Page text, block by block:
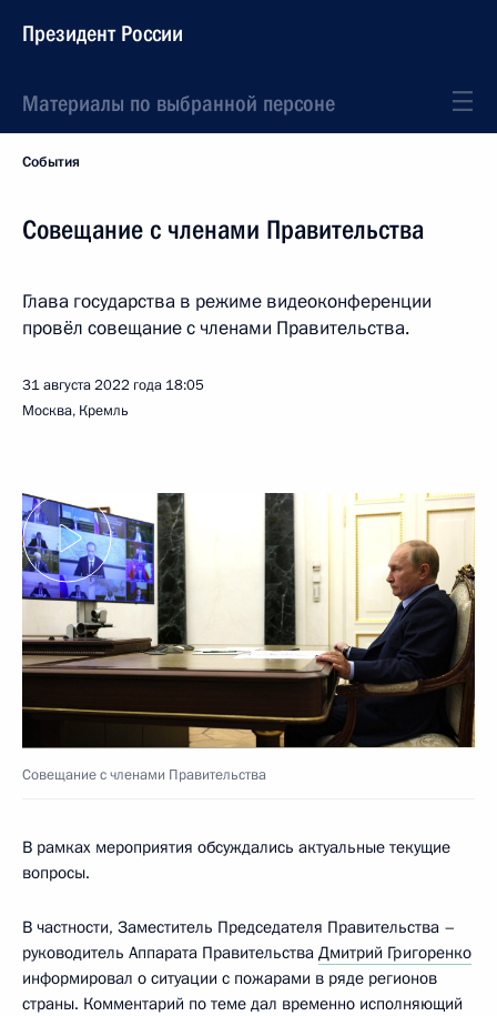
Президент России
Материалы по выбранной персоне
События
Совещание с членами Правительства
Глава государства в режиме видеоконференции
провёл совещание с членами Правительства.
31 августа 2022 года 18:05
Москва, Кремль
Совещание с членами Правительства
В рамках мероприятия обсуждались актуальные текущие
вопросы.
В частности, Заместитель Председателя Правительства –
руководитель Аппарата Правительства Дмитрий Григоренко
информировал о ситуации с пожарами в ряде регионов
страны. Комментарий по теме дал временно исполняющий